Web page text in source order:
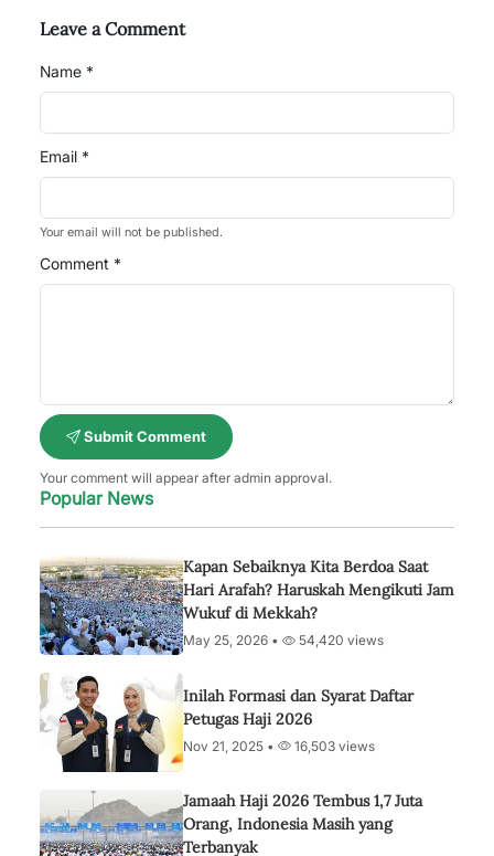
Leave a Comment
Name *
Email *
Your email will not be published.
Comment *
Submit Comment
Your comment will appear after admin approval.
Popular News
Kapan Sebaiknya Kita Berdoa Saat
Hari Arafah? Haruskah Mengikuti Jam
Wukuf di Mekkah?
May 25, 2026 • 54,420 views
Inilah Formasi dan Syarat Daftar
Petugas Haji 2026
Nov 21, 2025 • 16,503 views
Jamaah Haji 2026 Tembus 1,7 Juta
Orang, Indonesia Masih yang
Terbanyak